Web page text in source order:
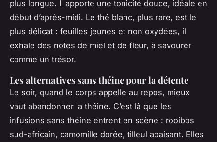
plus longue. Il apporte une tonicité douce, idéale en
début d’après-midi. Le thé blanc, plus rare, est le
plus délicat : feuilles jeunes et non oxydées, il
exhale des notes de miel et de fleur, à savourer
comme un trésor.
Les alternatives sans théine pour la détente
Le soir, quand le corps appelle au repos, mieux
vaut abandonner la théine. C’est là que les
infusions sans théine entrent en scène : rooibos
sud-africain, camomille dorée, tilleul apaisant. Elles